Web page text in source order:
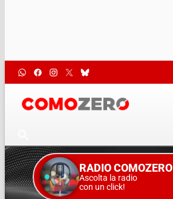
RADIO COMOZERO
Ascolta la radio
con un click!